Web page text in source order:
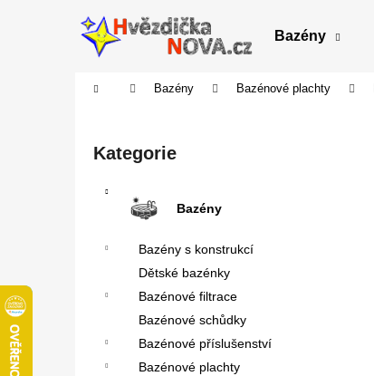
Bazény
Domů Bazény Bazénové plachty
Přeskočit
kategorie
Kategorie
Bazény
Bazény s konstrukcí
Dětské bazénky
Bazénové filtrace
Bazénové schůdky
Bazénové příslušenství
Bazénové plachty
Zpět
Zpět